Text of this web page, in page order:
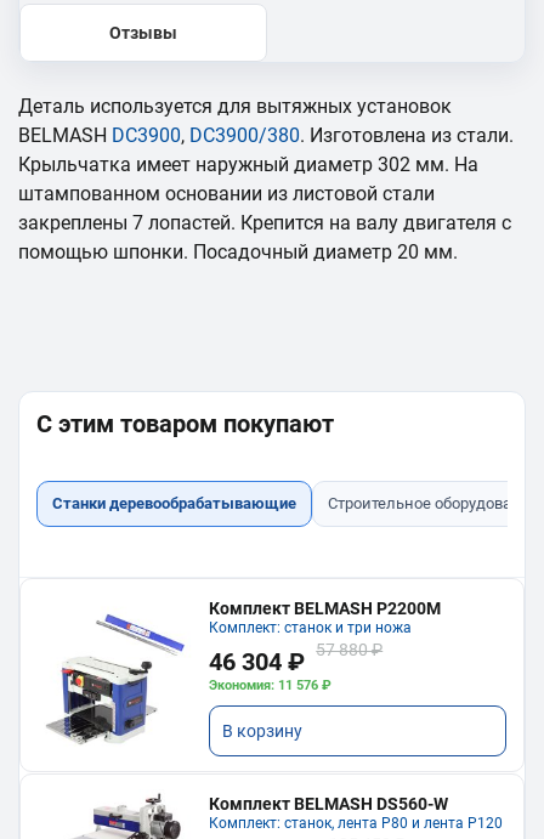
Отзывы
Деталь используется для вытяжных установок
BELMASH DC3900, DC3900/380. Изготовлена из стали.
Крыльчатка имеет наружный диаметр 302 мм. На
штампованном основании из листовой стали
закреплены 7 лопастей. Крепится на валу двигателя с
помощью шпонки. Посадочный диаметр 20 мм.
С этим товаром покупают
Станки деревообрабатывающие Строительное оборудование
Комплект BELMASH P2200M
Комплект: станок и три ножа
46 304 ₽ 57 880 ₽
Экономия: 11 576 ₽
В корзину
Комплект BELMASH DS560-W
Комплект: станок, лента P80 и лента P120